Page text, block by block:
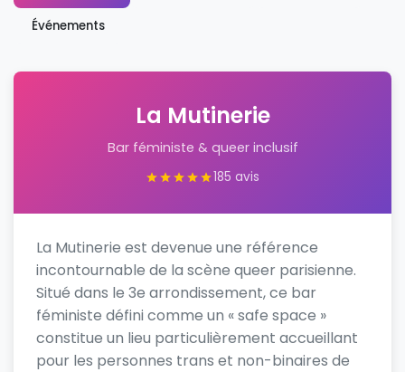
Événements
La Mutinerie
Bar féministe & queer inclusif
185 avis
La Mutinerie est devenue une référence
incontournable de la scène queer parisienne.
Situé dans le 3e arrondissement, ce bar
féministe défini comme un « safe space »
constitue un lieu particulièrement accueillant
pour les personnes trans et non-binaires de